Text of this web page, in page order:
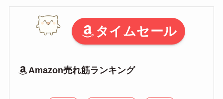
タイムセール
Amazon売れ筋ランキング